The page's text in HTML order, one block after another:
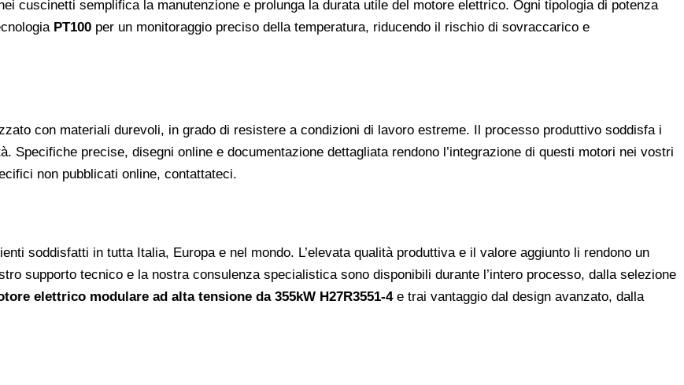
cuscinetti semplifica la manutenzione e prolunga la durata utile del motore elettrico. Ogni tipologia di potenza
PT100 per un monitoraggio preciso della temperatura, riducendo il rischio di sovraccarico e
con materiali durevoli, in grado di resistere a condizioni di lavoro estreme. Il processo produttivo soddisfa i
Specifiche precise, disegni online e documentazione dettagliata rendono l’integrazione di questi motori nei vostri
non pubblicati online, contattateci.
soddisfatti in tutta Italia, Europa e nel mondo. L’elevata qualità produttiva e il valore aggiunto li rendono un
supporto tecnico e la nostra consulenza specialistica sono disponibili durante l’intero processo, dalla selezione
elettrico modulare ad alta tensione da 355kW H27R3551-4e trai vantaggio dal design avanzato, dalla